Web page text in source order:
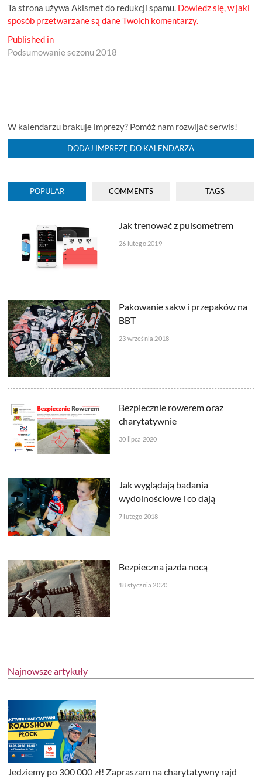
Ta strona używa Akismet do redukcji spamu. Dowiedz się, w jaki
sposób przetwarzane są dane Twoich komentarzy.
Nawigacja
wpisu
Published in
Podsumowanie sezonu 2018
W kalendarzu brakuje imprezy? Pomóż nam rozwijać serwis!
DODAJ IMPREZĘ DO KALENDARZA
POPULAR COMMENTS TAGS
Jak trenować z pulsometrem
26 lutego 2019
Pakowanie sakw i przepaków na
BBT
23 września 2018
Bezpiecznie rowerem oraz
charytatywnie
30 lipca 2020
Jak wyglądają badania
wydolnościowe i co dają
7 lutego 2018
Bezpieczna jazda nocą
18 stycznia 2020
Najnowsze artykuły
Jedziemy po 300 000 zł! Zapraszam na charytatywny rajd